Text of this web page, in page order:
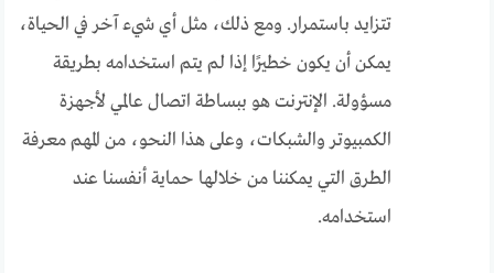
تتزايد باستمرار. ومع ذلك، مثل أي شيء آخر في الحياة،
يمكن أن يكون خطيرًا إذا لم يتم استخدامه بطريقة
مسؤولة. الإنترنت هو ببساطة اتصال عالمي لأجهزة
الكمبيوتر والشبكات، وعلى هذا النحو، من المهم معرفة
الطرق التي يمكننا من خلالها حماية أنفسنا عند
استخدامه.